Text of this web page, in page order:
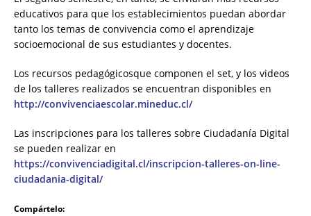
educativos para que los establecimientos puedan abordar
tanto los temas de convivencia como el aprendizaje
socioemocional de sus estudiantes y docentes.
Los recursos pedagógicosque componen el set, y los videos
de los talleres realizados se encuentran disponibles en
http://convivenciaescolar.mineduc.cl/
Las inscripciones para los talleres sobre Ciudadanía Digital
se pueden realizar en
https://convivenciadigital.cl/inscripcion-talleres-on-line-
ciudadania-digital/
Compártelo: